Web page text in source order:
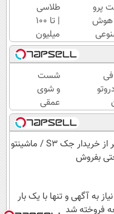
پرو
هوش
طلاسی
| تا 100
میلیون
وام
آنی
خرید
طلا💰
ثبت
نام
کن!
با
و
شست
و شوی
عمقی
کبد با
دمنوش
سم بازار پر از خریدار جک S3 / ماشینتو
بفروش
بدون نیاز به آگهی و تنها با یک بار
فروخته شد